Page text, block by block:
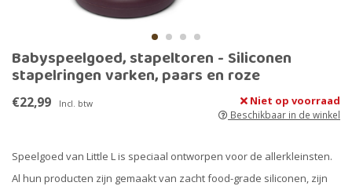
Babyspeelgoed, stapeltoren - Siliconen
stapelringen varken, paars en roze
€22,99 Incl. btw Niet op voorraad
Beschikbaar in de winkel
Speelgoed van Little L is speciaal ontworpen voor de allerkleinsten.
Al hun producten zijn gemaakt van zacht food-grade siliconen, zijn